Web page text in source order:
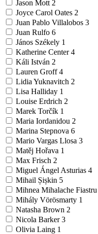
Jason Mott 2
Joyce Carol Oates 2
Juan Pablo Villalobos 3
Juan Rulfo 6
János Székely 1
Katherine Center4
Káli István 2
Lauren Groff4
Lidia Yuknavitch 2
Lisa Halliday 1
Louise Erdrich 2
Marek Torčík 1
Maria Iordanidou 2
Marina Stepnova 6
Mario Vargas Llosa 3
Matěj Hořava 1
Max Frisch 2
Miguel Ángel Asturias 4
Mihail Șișkin 5
Mihnea Mihalache Fiastru
Mihály Vörösmarty 1
Natasha Brown 2
Nicola Barker3
Olivia Laing 1